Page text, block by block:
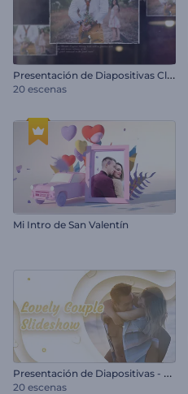
P
resentación de Diapositivas Clásica Vintage
20 escenas
Mi Intro de San Valentín
P
resentación de Diapositivas - Pareja Adorable
20 escenas